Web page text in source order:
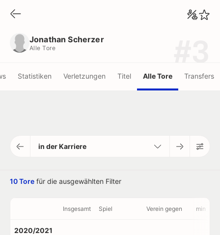
Jonathan Scherzer
Alle Tore
Statistiken Verletzungen Titel Alle Tore Transfers
in der Karriere
10 Tore für die ausgewählten Filter
Insgesamt Spiel Verein gegen min
2020/2021